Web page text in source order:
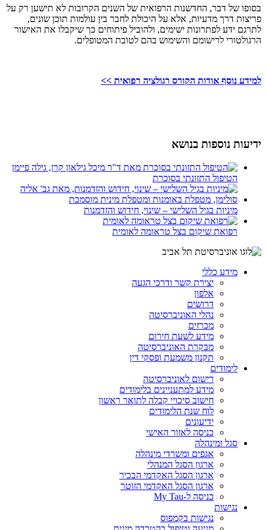
בסופו של דבר, החדשנות הרפואית של השנים הקרובות לא תישען רק על
פריצות דרך מדעיות, אלא על היכולת לחבר בין עולמות תוכן שונים,
לתרגם ידע לפתרונות ישימים, ולהוביל פיתוחים כך שיקבלו את האישור
הרגולטורי לרישומם והשימוש בהם לטובת המטופלים.
למידע נוסף אודות הקורס רגולציה רפואית >>
ידיעות נוספות בנושא
הטיפול התזונתי בסוכרת
מיניות בגיל השלישי – שינוי, חידוש והזדמנות
רפואת שיקום בצל טראומה לאומית
מידע כללי
יצירת קשר ודרכי הגעה
אלפון
דרושים
נהלי האוניברסיטה
מכרזים
מידע לשעת חירום
מבקרת האוניברסיטה
תקנון משמעת ופסקי דין
לימודים
רישום לאוניברסיטה
מידע למתעניינים בלימודים
חישוב סיכויי קבלה לתואר ראשון
לוח שנת הלימודים
ידיעונים
כניסה לאזור האישי
סגל ומינהלה
אגפים ומשרדי מינהלה
ארגון הסגל המנהלי
ארגון הסגל האקדמי הבכיר
ארגון הסגל האקדמי הזוטר
כניסה ל-My Tau
נגישות
נגישות בקמפוס